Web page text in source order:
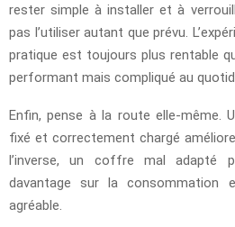
rester simple à installer et à
pas l’utiliser autant que prévu.
pratique est toujours plus rentable
performant mais compliqué au
Enfin, pense à la route elle-même.
fixé et correctement chargé
l’inverse, un coffre mal adapté
davantage sur la consommation
agréable.